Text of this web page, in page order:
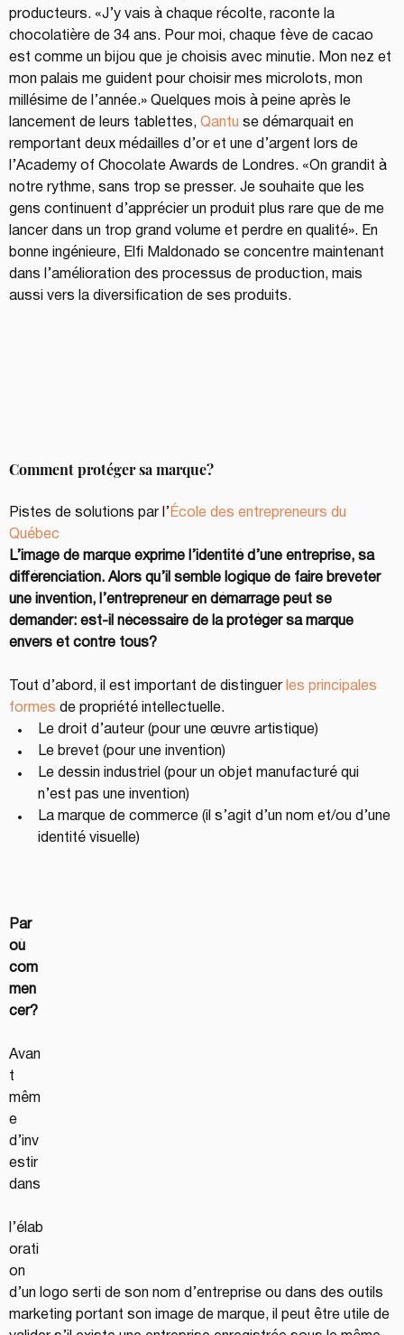
producteurs. «J’y vais à chaque récolte, raconte la
chocolatière de 34 ans. Pour moi, chaque fève de cacao
est comme un bijou que je choisis avec minutie. Mon nez et
mon palais me guident pour choisir mes microlots, mon
millésime de l’année.» Quelques mois à peine après le
lancement de leurs tablettes, Qantu se démarquait en
remportant deux médailles d’or et une d’argent lors de
l’Academy of Chocolate Awards de Londres. «On grandit à
notre rythme, sans trop se presser. Je souhaite que les
gens continuent d’apprécier un produit plus rare que de me
lancer dans un trop grand volume et perdre en qualité». En
bonne ingénieure, Elfi Maldonado se concentre maintenant
dans l’amélioration des processus de production, mais
aussi vers la diversification de ses produits.
Comment protéger sa marque?
Pistes de solutions par l’ École des entrepreneurs du
Québec
L’image de marque exprime l’identité d’une entreprise, sa
différenciation. Alors qu’il semble logique de faire breveter
une invention, l’entrepreneur en démarrage peut se
demander: est-il nécessaire de la protéger sa marque
envers et contre tous?
Tout d’abord, il est important de distinguer les principales
formes de propriété intellectuelle.
Le droit d’auteur (pour une œuvre artistique)
Le brevet (pour une invention)
Le dessin industriel (pour un objet manufacturé qui
n’est pas une invention)
La marque de commerce (il s’agit d’un nom et/ou d’une
identité visuelle)
Par
où
com
men
cer?
Avan
t
mêm
e
d’inv
estir
dans
l’élab
orati
on
d’un logo serti de son nom d’entreprise ou dans des outils
marketing portant son image de marque, il peut être utile de